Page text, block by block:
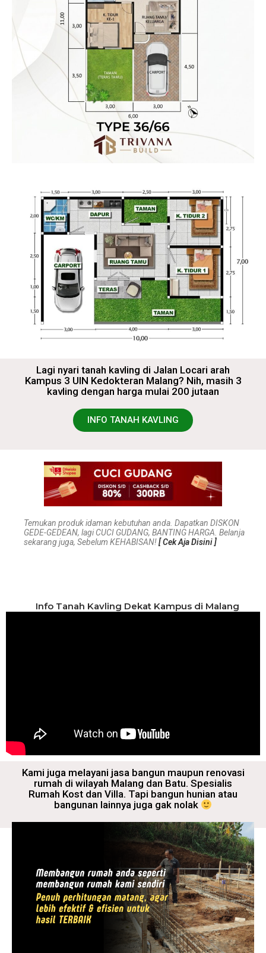
Lagi nyari tanah kavling di Jalan Locari arah
Kampus 3 UIN Kedokteran Malang? Nih, masih 3
kavling dengan harga mulai 200 jutaan
INFO TANAH KAVLING
Temukan produk idaman kebutuhan anda. Dapatkan DISKON
GEDE-GEDEAN, lagi CUCI GUDANG, BANTING HARGA. Belanja
sekarang juga, Sebelum KEHABISAN![ Cek Aja Disini ]
Info Tanah Kavling Dekat Kampus di Malang
Kami juga melayani jasa bangun maupun renovasi
rumah di wilayah Malang dan Batu. Spesialis
Rumah Kost dan Villa. Tapi bangun hunian atau
bangunan lainnya juga gak nolak